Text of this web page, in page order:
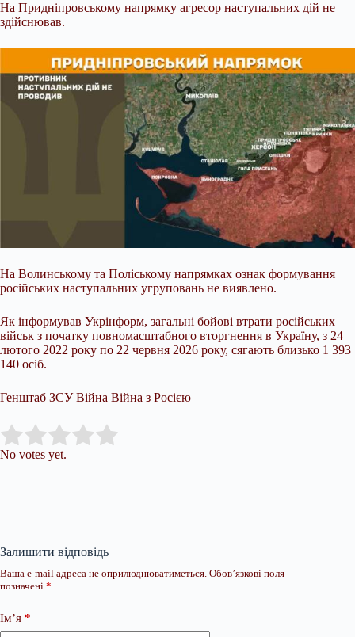
На Придніпровському напрямку агресор наступальних дій не
здійснював.
На Волинському та Поліському напрямках ознак формування
російських наступальних угруповань не виявлено.
Як інформував Укрінформ, загальні бойові втрати російських
військ з початку повномасштабного вторгнення в Україну, з 24
лютого 2022 року по 22 червня 2026 року, сягають близько 1 393
140 осіб.
Генштаб ЗСУ Війна Війна з Росією
Rate this item:
No votes yet.
Залишити відповідь
Ваша e-mail адреса не оприлюднюватиметься. Обов’язкові поля
позначені *
Ім’я *